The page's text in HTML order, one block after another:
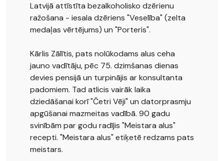
Latvijā attīstīta bezalkoholisko dzērienu
ražošana - iesala dzēriens "Veselība" (zelta
medaļas vērtējums) un "Porteris".
Kārlis Zālītis, pats nolūkodams alus ceha
jauno vadītāju, pēc 75. dzimšanas dienas
devies pensijā un turpinājis ar konsultanta
padomiem. Tad atlicis vairāk laika
dziedāšanai korī "Četri Vēji" un datorprasmju
apgūšanai mazmeitas vadībā. 90 gadu
svinībām par godu radījis "Meistara alus"
recepti. "Meistara alus" etiķetē redzams pats
meistars.